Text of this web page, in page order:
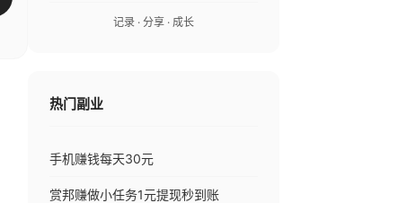
记录 · 分享 · 成长
热门副业
手机赚钱每天30元
赏邦赚做小任务1元提现秒到账